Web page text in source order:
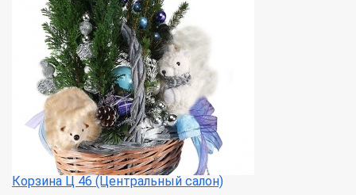
Корзина Ц 46 (Центральный салон)